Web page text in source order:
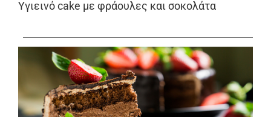
Υγιεινό cake με φράουλες και σοκολάτα